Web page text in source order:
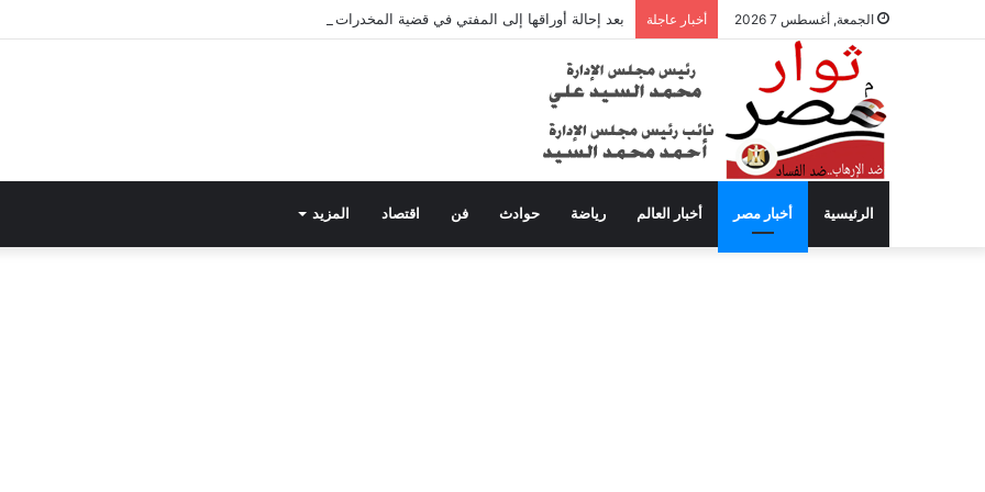
الجمعة, أغسطس 7 2026 أخبار عاجلة بعد إحالة أوراقها إلى المفتي في قضية المخدرات الكبرى.. من هي سارة خليفة؟
الرئيسية أخبار مصر أخبار العالم رياضة حوادث فن اقتصاد المزيد